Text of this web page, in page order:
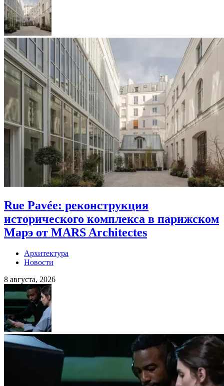
Rue Pavée: реконструкция
исторического комплекса в парижском
Марэ от MARS Architectes
Архитектура
Новости
8 августа, 2026